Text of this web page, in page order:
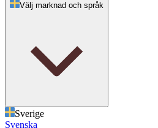
Välj marknad och språk
Sverige
Svenska